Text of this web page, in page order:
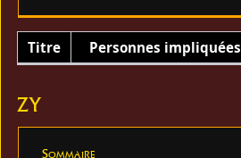
Titre Personnes impliquées
ZY
Sommaire